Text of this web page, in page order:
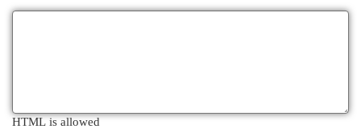
HTML is allowed